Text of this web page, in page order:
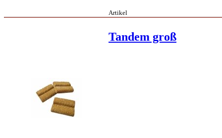
Artikel
Tandem groß